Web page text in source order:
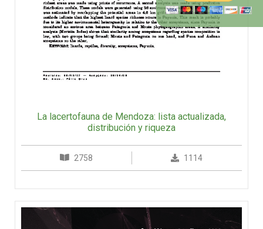
La lacertofauna de Mendoza: lista actualizada,
distribución y riqueza
2758 1114